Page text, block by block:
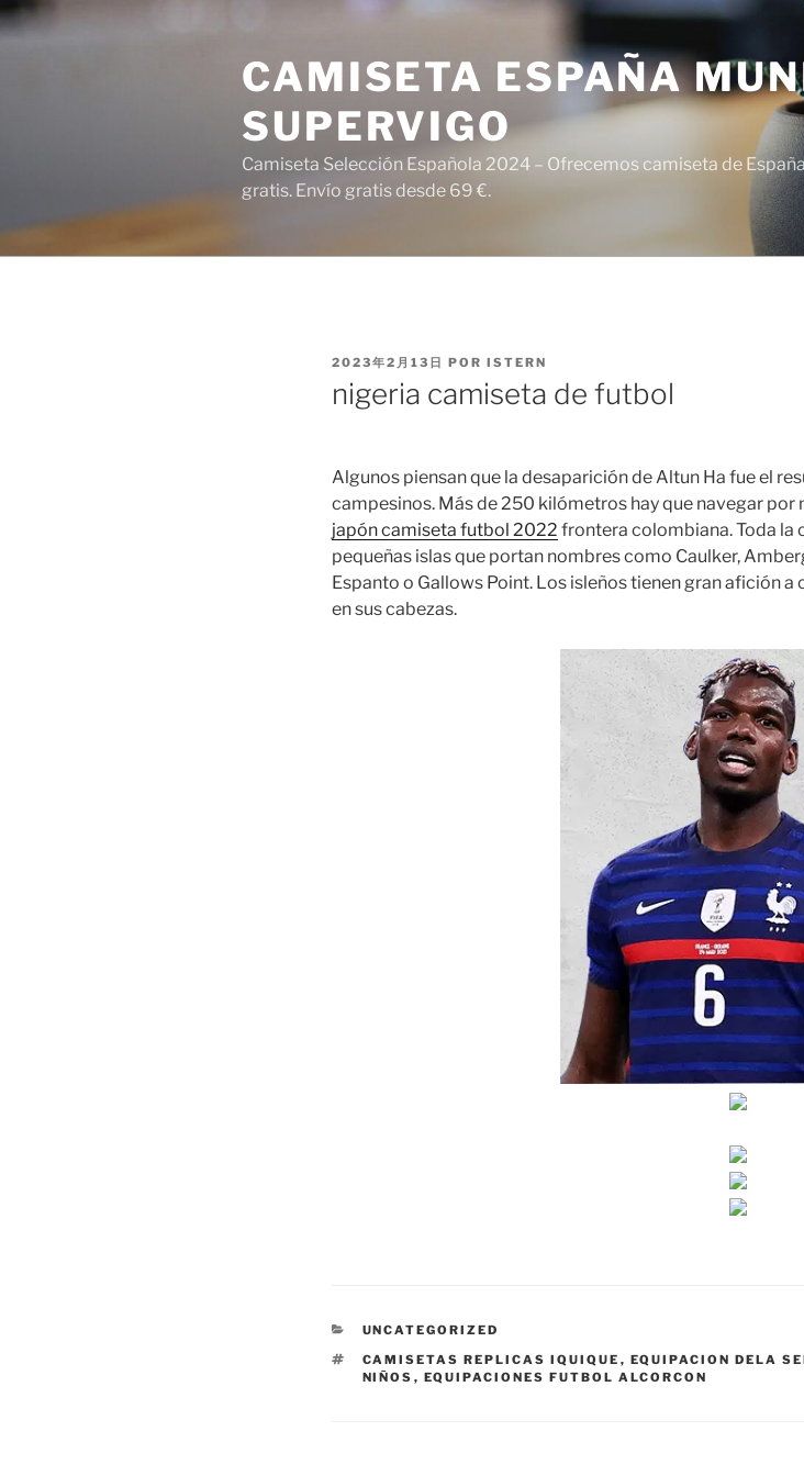
Saltar
al
CAMISETA ESPAÑA
SUPERVIGO
Camiseta Selección Española 2024 – Ofrecemos camiseta de
gratis. Envío gratis desde 69 €.
PUBLICADO
2023年2月13日 POR ISTERN
nigeria camiseta de futbol
Algunos piensan que la desaparición de Altun Ha fue el
campesinos. Más de 250 kilómetros hay que navegar por
japón camiseta futbol 2022 frontera colombiana. Toda la
pequeñas islas que portan nombres como Caulker,
Espanto o Gallows Point. Los isleños tienen gran afición
en sus cabezas.
CATEGORÍAS
UNCATEGORIZED
ETIQUETAS
CAMISETAS REPLICAS IQUIQUE , EQUIPACION DELA
NIÑOS , EQUIPACIONES FUTBOL ALCORCON